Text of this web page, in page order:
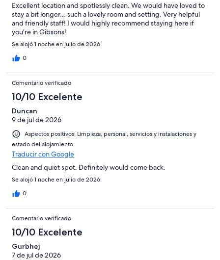
Excellent location and spotlessly clean. We would have loved to
stay a bit longer... such a lovely room and setting. Very helpful
and friendly staff! I would highly recommend staying here if
you're in Gibsons!
Se alojó 1 noche en julio de 2026
0
Comentario verificado
10/10 Excelente
Duncan
9 de jul de 2026
Aspectos positivos: Limpieza, personal, servicios y instalaciones y
estado del alojamiento
Traducir con Google
Clean and quiet spot. Definitely would come back.
Se alojó 1 noche en julio de 2026
0
Comentario verificado
10/10 Excelente
Gurbhej
7 de jul de 2026